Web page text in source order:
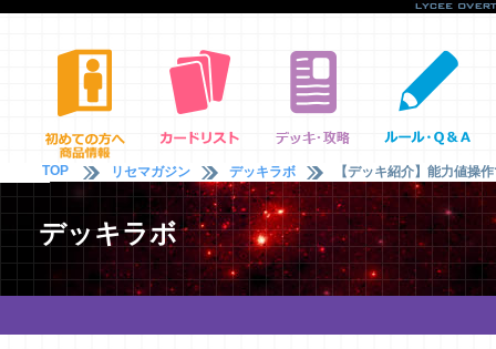
TOP リセマガジン デッキラボ 【デッキ紹介】能力値操
デッキラボ